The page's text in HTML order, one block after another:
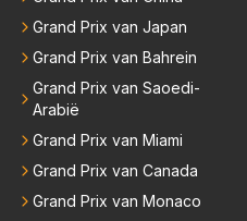
Grand Prix van Japan
Grand Prix van Bahrein
Grand Prix van Saoedi-
Arabië
Grand Prix van Miami
Grand Prix van Canada
Grand Prix van Monaco